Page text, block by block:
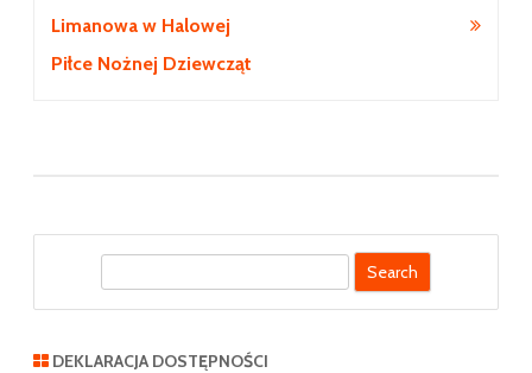
wpisu
Limanowa w Halowej
Piłce Nożnej Dziewcząt
r
DEKLARACJA DOSTĘPNOŚCI